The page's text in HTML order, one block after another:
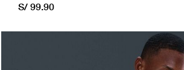
S/ 99.90